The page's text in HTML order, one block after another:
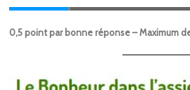
0,5 point par bonne réponse – Maximum